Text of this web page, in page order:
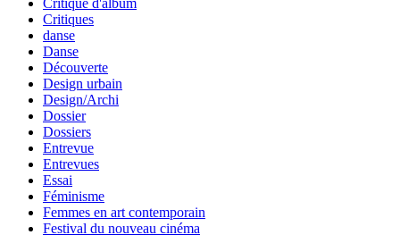
Critique d'album
Critiques
danse
Danse
Découverte
Design urbain
Design/Archi
Dossier
Dossiers
Entrevue
Entrevues
Essai
Féminisme
Femmes en art contemporain
Festival du nouveau cinéma